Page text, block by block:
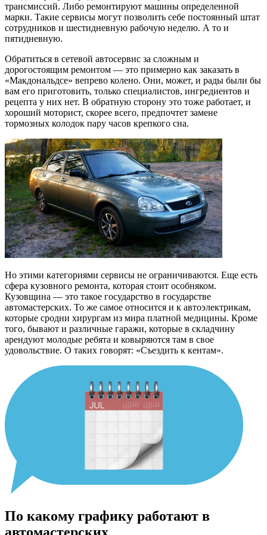
трансмиссий. Либо ремонтируют машины определенной
марки. Такие сервисы могут позволить себе постоянный штат
сотрудников и шестидневную рабочую неделю. А то и
пятидневную.
Обратиться в сетевой автосервис за сложным и
дорогостоящим ремонтом — это примерно как заказать в
«Макдональдсе» вепрево колено. Они, может, и рады были бы
вам его приготовить, только специалистов, ингредиентов и
рецепта у них нет. В обратную сторону это тоже работает, и
хороший моторист, скорее всего, предпочтет замене
тормозных колодок пару часов крепкого сна.
Но этими категориями сервисы не ограничиваются. Еще есть
сфера кузовного ремонта, которая стоит особняком.
Кузовщина — это такое государство в государстве
автомастерских. То же самое относится и к автоэлектрикам,
которые сродни хирургам из мира платной медицины. Кроме
того, бывают и различные гаражи, которые в складчину
арендуют молодые ребята и ковыряются там в свое
удовольствие. О таких говорят: «Съездить к кентам».
По какому графику работают в